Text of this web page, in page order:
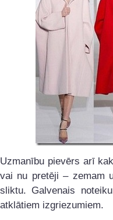
Uzmanību pievērs arī
vai nu pretēji – zemam
sliktu. Galvenais
atklātiem izgriezumiem.